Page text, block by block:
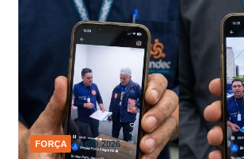
FORÇA 7 AGO 2026